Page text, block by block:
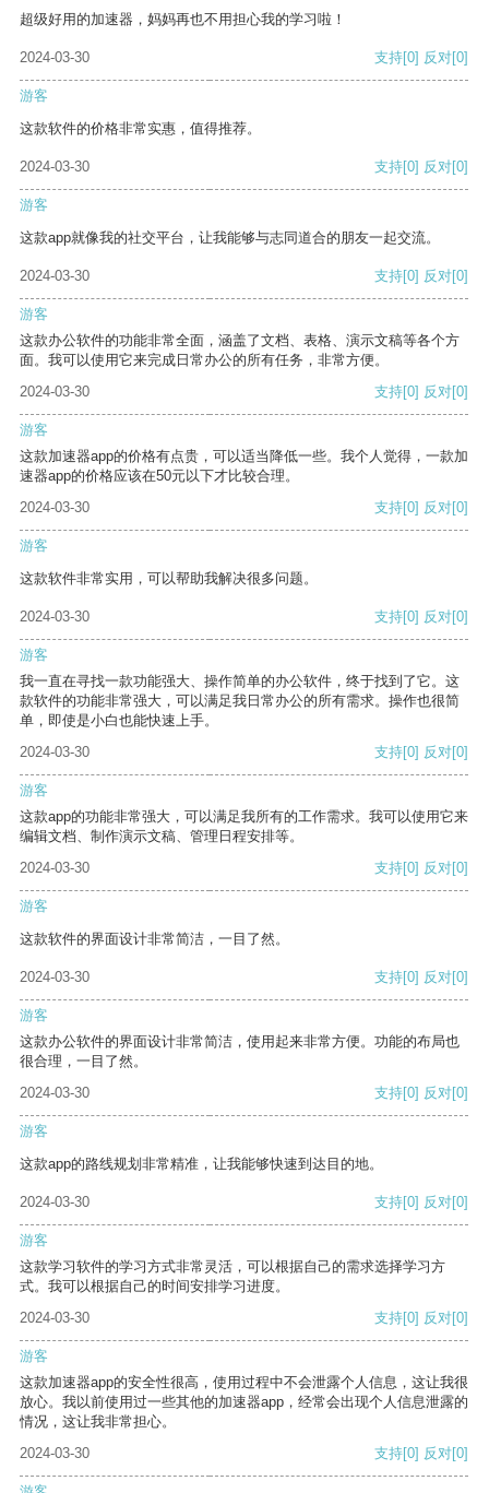
超级好用的加速器，妈妈再也不用担心我的学习啦！
2024-03-30 支持[0] 反对[0]
游客
这款软件的价格非常实惠，值得推荐。
2024-03-30 支持[0] 反对[0]
游客
这款app就像我的社交平台，让我能够与志同道合的朋友一起交流。
2024-03-30 支持[0] 反对[0]
游客
这款办公软件的功能非常全面，涵盖了文档、表格、演示文稿等各个方
面。我可以使用它来完成日常办公的所有任务，非常方便。
2024-03-30
支持[0] 反对[0]
游客
这款加速器app的价格有点贵，可以适当降低一些。我个人觉得，一款加
速器app的价格应该在50元以下才比较合理。
2024-03-30
支持[0] 反对[0]
游客
这款软件非常实用，可以帮助我解决很多问题。
2024-03-30 支持[0] 反对[0]
游客
我一直在寻找一款功能强大、操作简单的办公软件，终于找到了它。这
款软件的功能非常强大，可以满足我日常办公的所有需求。操作也很简
单，即使是小白也能快速上手。
2024-03-30
支持[0] 反对[0]
游客
这款app的功能非常强大，可以满足我所有的工作需求。我可以使用它来
编辑文档、制作演示文稿、管理日程安排等。
2024-03-30
支持[0] 反对[0]
游客
这款软件的界面设计非常简洁，一目了然。
2024-03-30 支持[0] 反对[0]
游客
这款办公软件的界面设计非常简洁，使用起来非常方便。功能的布局也
很合理，一目了然。
2024-03-30
支持[0] 反对[0]
游客
这款app的路线规划非常精准，让我能够快速到达目的地。
2024-03-30 支持[0] 反对[0]
游客
这款学习软件的学习方式非常灵活，可以根据自己的需求选择学习方
式。我可以根据自己的时间安排学习进度。
2024-03-30
支持[0] 反对[0]
游客
这款加速器app的安全性很高，使用过程中不会泄露个人信息，这让我很
放心。我以前使用过一些其他的加速器app，经常会出现个人信息泄露的
情况，这让我非常担心。
2024-03-30
支持[0] 反对[0]